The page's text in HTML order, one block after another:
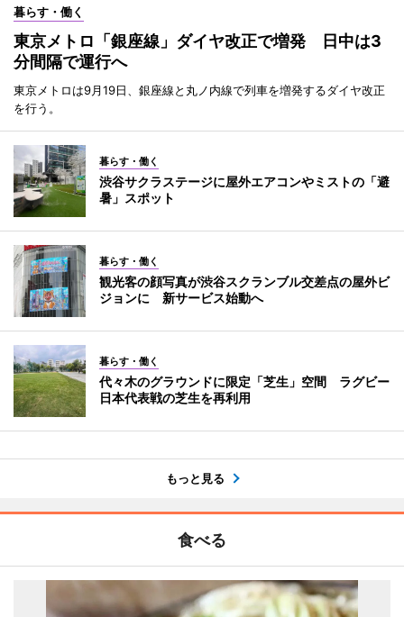
暮らす・働く
東京メトロ「銀座線」ダイヤ改正で増発 日中は3
分間隔で運行へ
東京メトロは9月19日、銀座線と丸ノ内線で列車を増発するダイヤ改正
を行う。
暮らす・働く
渋谷サクラステージに屋外エアコンやミストの「避
暑」スポット
暮らす・働く
観光客の顔写真が渋谷スクランブル交差点の屋外ビ
ジョンに 新サービス始動へ
暮らす・働く
代々木のグラウンドに限定「芝生」空間 ラグビー
日本代表戦の芝生を再利用
もっと見る
食べる